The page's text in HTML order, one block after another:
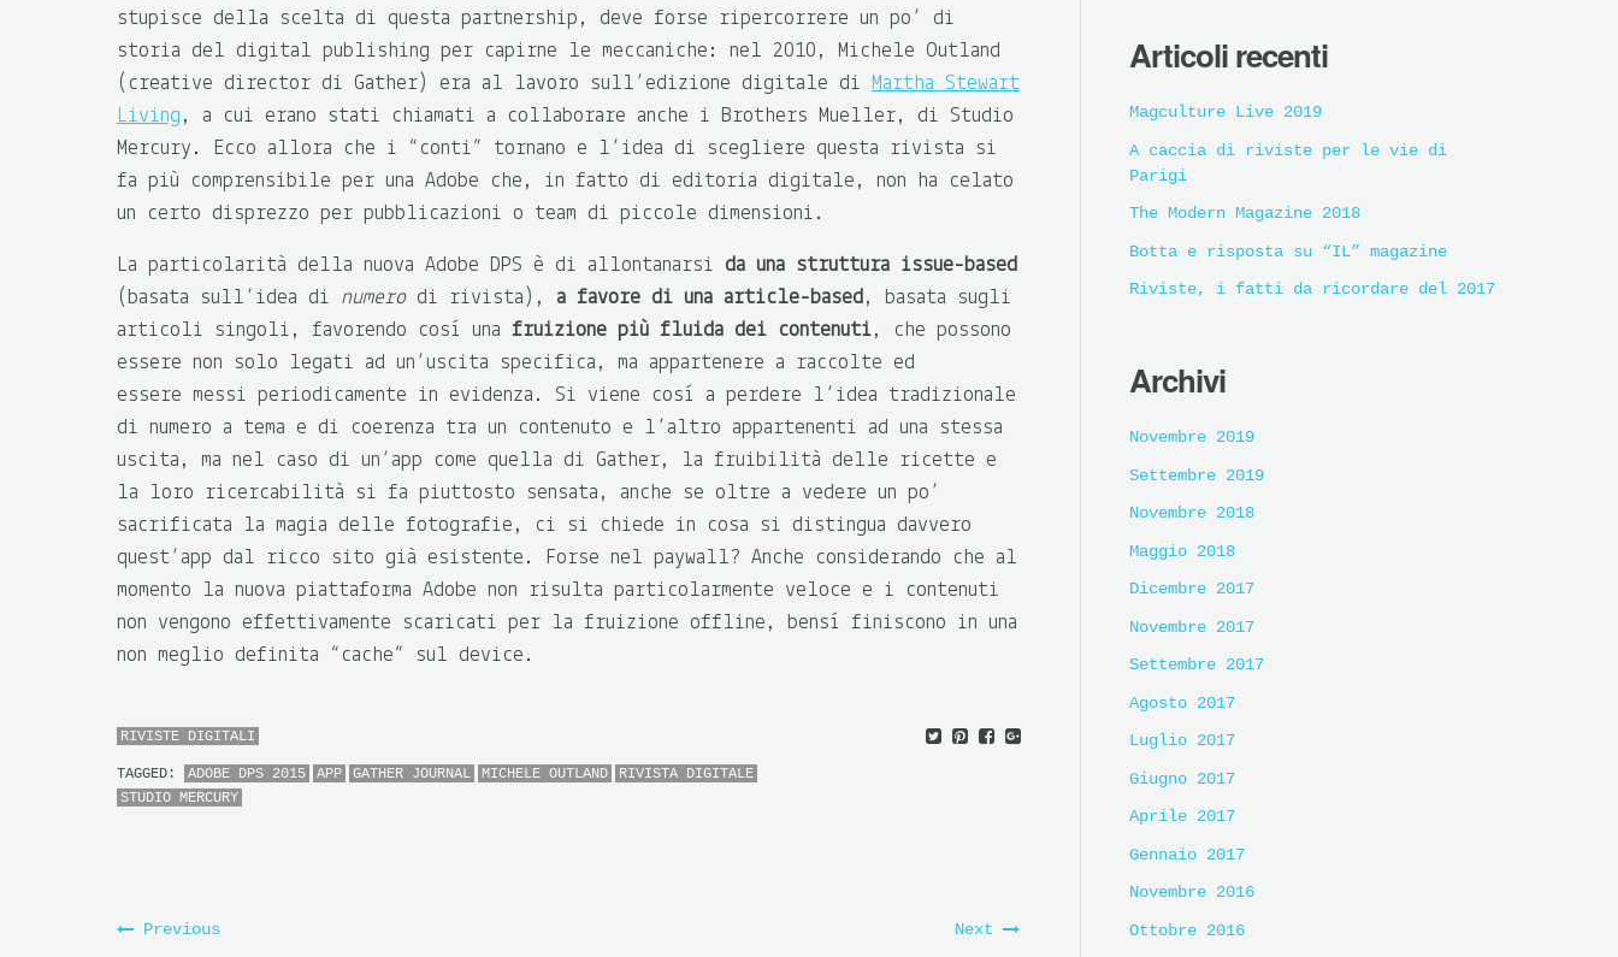
stupisce della scelta di questa partnership, deve forse ripercorrere un po’ di
storia del digital publishing per capirne le meccaniche: nel 2010, Michele Outland
(creative director di Gather) era al lavoro sull’edizione digitale di Martha Stewart
Living , a cui erano stati chiamati a collaborare anche i Brothers Mueller, di Studio
Mercury. Ecco allora che i “conti” tornano e l’idea di scegliere questa rivista si
fa più comprensibile per una Adobe che, in fatto di editoria digitale, non ha celato
un certo disprezzo per pubblicazioni o team di piccole dimensioni.
La particolarità della nuova Adobe DPS è di allontanarsi da una struttura issue-based
(basata sull’idea di numero di rivista), a favore di una article-based , basata sugli
articoli singoli, favorendo così una fruizione più fluida dei contenuti, che possono
essere non solo legati ad un’uscita specifica, ma appartenere a raccolte ed
essere messi periodicamente in evidenza. Si viene così a perdere l’idea tradizionale
di numero a tema e di coerenza tra un contenuto e l’altro appartenenti ad una stessa
uscita, ma nel caso di un’app come quella di Gather, la fruibilità delle ricette e
la loro ricercabilità si fa piuttosto sensata, anche se oltre a vedere un po’
sacrificata la magia delle fotografie, ci si chiede in cosa si distingua davvero
quest’app dal ricco sito già esistente. Forse nel paywall? Anche considerando che al
momento la nuova piattaforma Adobe non risulta particolarmente veloce e i contenuti
non vengono effettivamente scaricati per la fruizione offline, bensì finiscono in una
non meglio definita “cache” sul device.
RIVISTE DIGITALI
TAGGED: ADOBE DPS 2015 APP GATHER JOURNAL MICHELE OUTLAND
RIVISTA DIGITALE
STUDIO MERCURY
Previous Next
Articoli recenti
Magculture Live 2019
A caccia di riviste per le vie di
Parigi
The Modern Magazine 2018
Botta e risposta su “IL” magazine
Riviste, i fatti da ricordare del 2017
Archivi
Novembre 2019
Settembre 2019
Novembre 2018
Maggio 2018
Dicembre 2017
Novembre 2017
Settembre 2017
Agosto 2017
Luglio 2017
Giugno 2017
Aprile 2017
Gennaio 2017
Novembre 2016
Ottobre 2016